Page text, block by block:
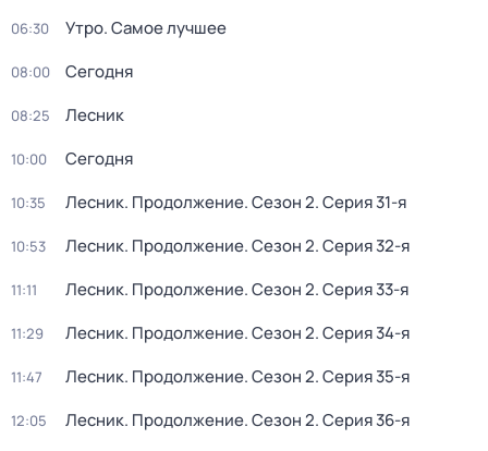
06:30 Утро. Самое лучшее
08:00 Сегодня
08:25 Лесник
10:00 Сегодня
10:35 Лесник. Продолжение. Сезон 2. Серия 31-я
10:53 Лесник. Продолжение. Сезон 2. Серия 32-я
11:11 Лесник. Продолжение. Сезон 2. Серия 33-я
11:29 Лесник. Продолжение. Сезон 2. Серия 34-я
11:47 Лесник. Продолжение. Сезон 2. Серия 35-я
12:05 Лесник. Продолжение. Сезон 2. Серия 36-я